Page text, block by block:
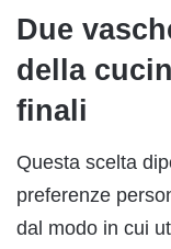
Due
della
finali
Questa scelta
preferenze
dal modo in cui